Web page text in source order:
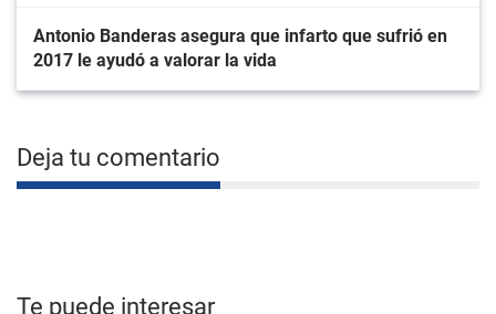
Antonio Banderas asegura que infarto que sufrió en
2017 le ayudó a valorar la vida
Deja tu comentario
Te puede interesar